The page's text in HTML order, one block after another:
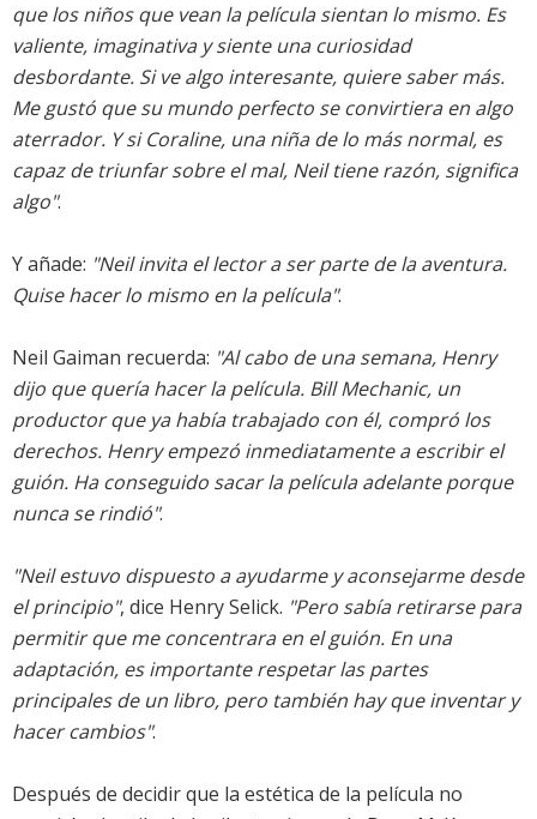
que los niños que vean la película sientan lo mismo. Es
valiente, imaginativa y siente una curiosidad
desbordante. Si ve algo interesante, quiere saber más.
Me gustó que su mundo perfecto se convirtiera en algo
aterrador. Y si Coraline, una niña de lo más normal, es
capaz de triunfar sobre el mal, Neil tiene razón, significa
algo".
Y añade: "Neil invita el lector a ser parte de la aventura.
Quise hacer lo mismo en la película".
Neil Gaiman recuerda: "Al cabo de una semana, Henry
dijo que quería hacer la película. Bill Mechanic, un
productor que ya había trabajado con él, compró los
derechos. Henry empezó inmediatamente a escribir el
guión. Ha conseguido sacar la película adelante porque
nunca se rindió".
"Neil estuvo dispuesto a ayudarme y aconsejarme desde
el principio", dice Henry Selick. "Pero sabía retirarse para
permitir que me concentrara en el guión. En una
adaptación, es importante respetar las partes
principales de un libro, pero también hay que inventar y
hacer cambios".
Después de decidir que la estética de la película no